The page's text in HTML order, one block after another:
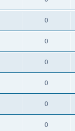
0
0
0
0
0
0